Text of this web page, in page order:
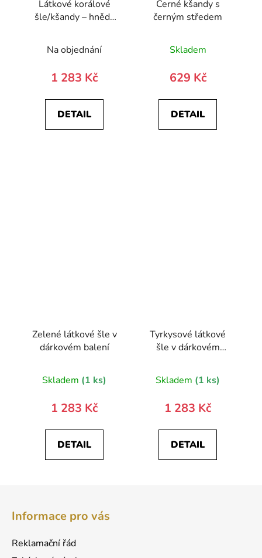
Látkové korálové
šle/kšandy – hnědý
Na objednání
1 283 Kč
DETAIL
Černé kšandy s
černým středem
hodnocení
produktu
3,9
z
Skladem
629 Kč
DETAIL
Zelené látkové šle v
dárkovém balení
Skladem (1 ks)
1 283 Kč
DETAIL
Tyrkysové látkové
šle v dárkovém
Skladem (1 ks)
1 283 Kč
DETAIL
Informace pro vás
Reklamační řád